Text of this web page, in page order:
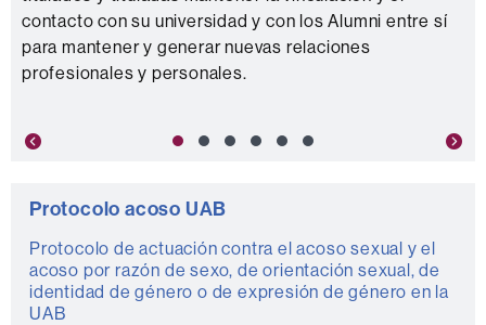
contacto con su universidad y con los Alumni entre sí
para mantener y generar nuevas relaciones
profesionales y personales.
Protocolo acoso UAB
Protocolo de actuación contra el acoso sexual y el
acoso por razón de sexo, de orientación sexual, de
identidad de género o de expresión de género en la
UAB